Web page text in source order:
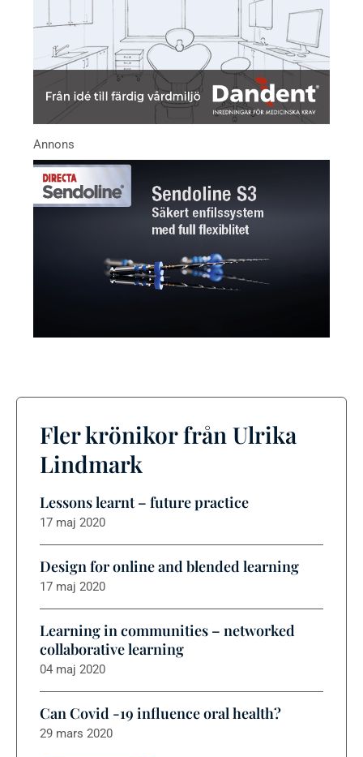
Fler krönikor från Ulrika
Lindmark
Lessons learnt – future practice
17 maj 2020
Design for online and blended learning
17 maj 2020
Learning in communities – networked
collaborative learning
04 maj 2020
Can Covid -19 influence oral health?
29 mars 2020